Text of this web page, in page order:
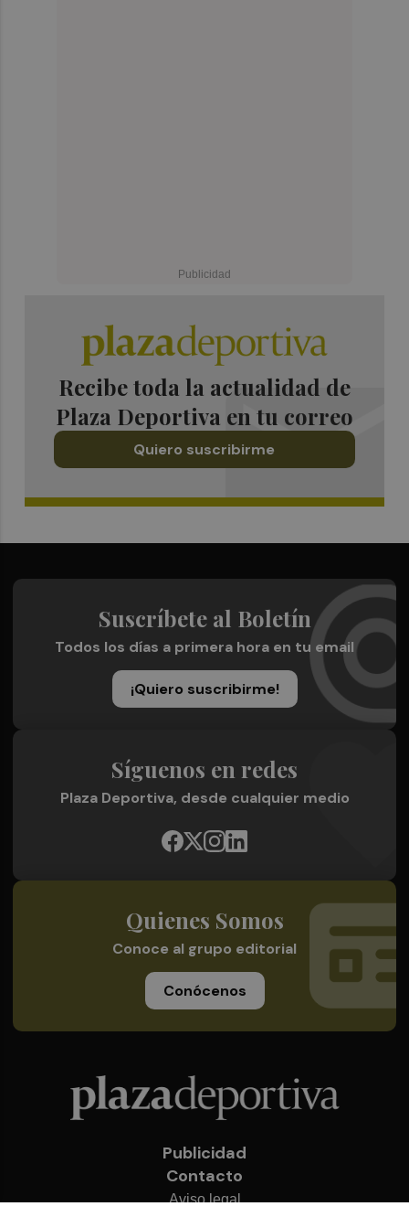
Recibe toda la actualidad de
Plaza Deportiva en tu correo
Quiero suscribirme
Suscríbete al Boletín
Todos los días a primera hora en tu email
¡Quiero suscribirme!
Síguenos en redes
Plaza Deportiva, desde cualquier medio
Quienes Somos
Conoce al grupo editorial
Conócenos
Publicidad
Contacto
Aviso legal